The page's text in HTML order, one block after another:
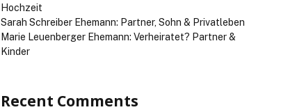
Hochzeit
Sarah Schreiber Ehemann: Partner, Sohn & Privatleben
Marie Leuenberger Ehemann: Verheiratet? Partner &
Kinder
Recent Comments